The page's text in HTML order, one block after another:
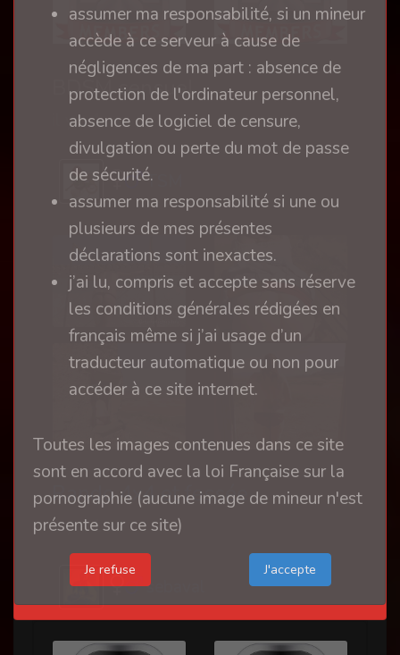
BDSM sensuel
il y a 1 an
TSM
Rando 4x4 et fessée
il y a 1 an
sebaval
assumer ma responsabilité, si un mineur
accède à ce serveur à cause de
négligences de ma part : absence de
protection de l'ordinateur personnel,
absence de logiciel de censure,
divulgation ou perte du mot de passe
de sécurité.
assumer ma responsabilité si une ou
plusieurs de mes présentes
déclarations sont inexactes.
j’ai lu, compris et accepte sans réserve
les conditions générales rédigées en
français même si j’ai usage d’un
traducteur automatique ou non pour
accéder à ce site internet.
Toutes les images contenues dans ce site
sont en accord avec la loi Française sur la
pornographie (aucune image de mineur n'est
présente sur ce site)
Je refuse